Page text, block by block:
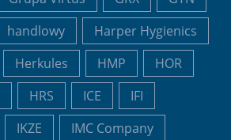
handlowy
Harper Hygienics
Herkules HMP
HOR
HRS ICE
IFI
IKZE
IMC Company